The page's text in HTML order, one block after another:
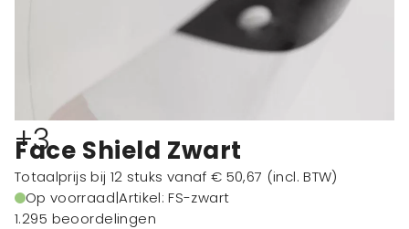
+3
Face Shield Zwart
Totaalprijs bij 12 stuks vanaf € 50,67 (incl. BTW)
Op voorraad|Artikel: FS-zwart
1.295 beoordelingen